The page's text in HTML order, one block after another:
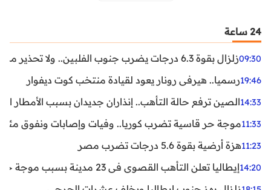
24 ساعة
09:30زلزال بقوة 6.3 درجات يضرب جنوب الفلبين.. ولا تحذير من تسونامي حتى الآن
19:46رسميا.. هيرفي رونار يعود لقيادة منتخب كوت ديفوار
14:33الصين ترفع حالة التأهب.. إنذاران جديدان بسبب الأمطار
11:33موجة حر قاسية تضرب كوريا.. وفيات وإصابات ونفوق مئات
11:23هزة أرضية بقوة 5.6 درجات تضرب مصر
14:20إيطاليا تعلن التأهب القصوى في 23 مدينة بسبب موجة حر شديدة